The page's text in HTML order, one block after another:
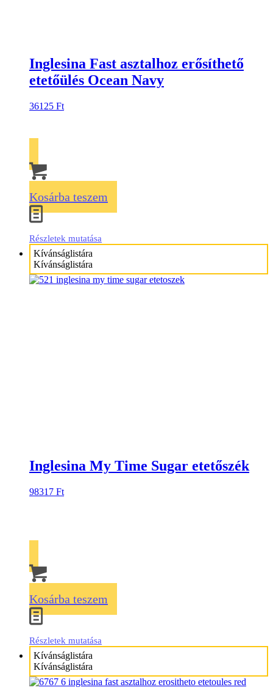
Inglesina Fast asztalhoz erősíthető
etetőülés Ocean Navy
36125 Ft
Kosárba teszem
Részletek mutatása
Kívánságlistára
Kívánságlistára
Inglesina My Time Sugar etetőszék
98317 Ft
Kosárba teszem
Részletek mutatása
Kívánságlistára
Kívánságlistára